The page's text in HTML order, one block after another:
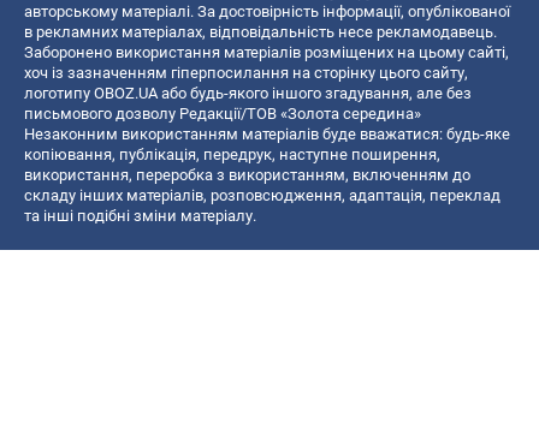
авторському матеріалі. За достовірність інформації, опублікованої
в рекламних матеріалах, відповідальність несе рекламодавець.
Заборонено використання матеріалів розміщених на цьому сайті,
хоч із зазначенням гіперпосилання на сторінку цього сайту,
логотипу OBOZ.UA або будь-якого іншого згадування, але без
письмового дозволу Редакції/ТОВ «Золота середина»
Незаконним використанням матеріалів буде вважатися: будь-яке
копiювання, публiкацiя, передрук, наступне поширення,
використання, переробка з використанням, включенням до
складу інших матеріалів, розповсюдження, адаптація, переклад
та інші подібні зміни матеріалу.